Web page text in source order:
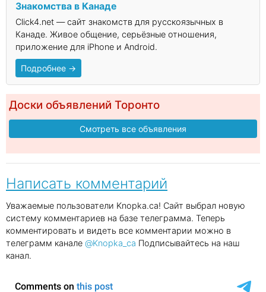
Знакомства в Канаде
Click4.net — сайт знакомств для русскоязычных в
Канаде. Живое общение, серьёзные отношения,
приложение для iPhone и Android.
Подробнее →
Доски объявлений Торонто
Смотреть все объявления
Написать комментарий
Уважаемые пользователи Knopka.ca! Сайт выбрал новую
систему комментариев на базе телеграмма. Теперь
комментировать и видеть все комментарии можно в
телеграмм канале @Knopka_ca Подписывайтесь на наш
канал.